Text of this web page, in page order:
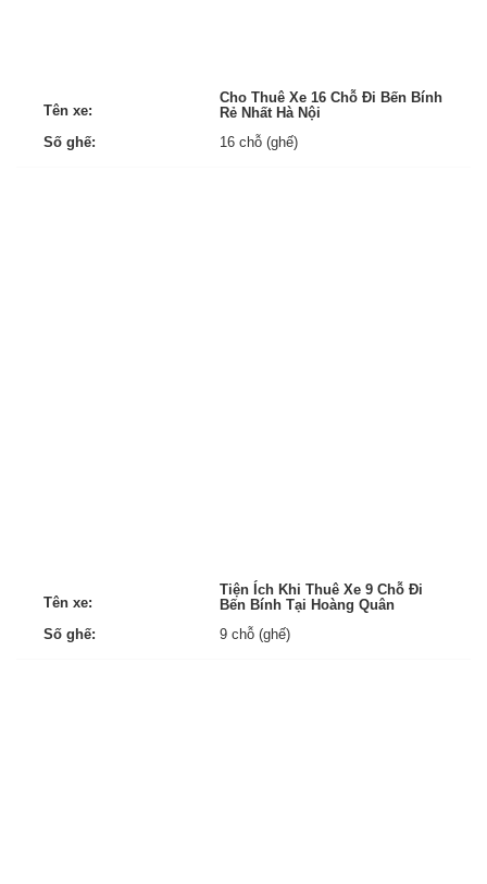
Tên xe:
Cho Thuê Xe 16 Chỗ Đi Bến Bính
Rẻ Nhất Hà Nội
Số ghế:
16 chỗ (ghế)
Tên xe:
Tiện Ích Khi Thuê Xe 9 Chỗ Đi
Bến Bính Tại Hoàng Quân
Số ghế:
9 chỗ (ghế)